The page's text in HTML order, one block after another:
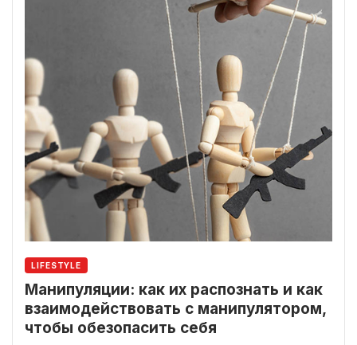
LIFESTYLE
Манипуляции: как их распознать и как
взаимодействовать с манипулятором,
чтобы обезопасить себя